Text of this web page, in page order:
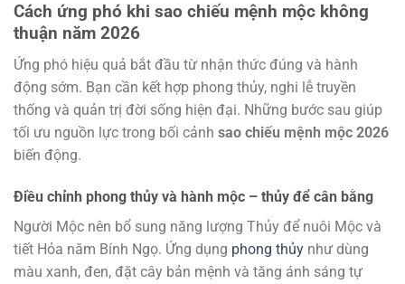
Cách ứng phó khi sao chiếu mệnh mộc không
thuận năm 2026
Ứng phó hiệu quả bắt đầu từ nhận thức đúng và hành
động sớm. Bạn cần kết hợp phong thủy, nghi lễ truyền
thống và quản trị đời sống hiện đại. Những bước sau giúp
tối ưu nguồn lực trong bối cảnh sao chiếu mệnh mộc 2026
biến động.
Điều chỉnh phong thủy và hành mộc – thủy để cân bằng
Người Mộc nên bổ sung năng lượng Thủy để nuôi Mộc và
tiết Hỏa năm Bính Ngọ. Ứng dụng phong thủy như dùng
màu xanh, đen, đặt cây bản mệnh và tăng ánh sáng tự